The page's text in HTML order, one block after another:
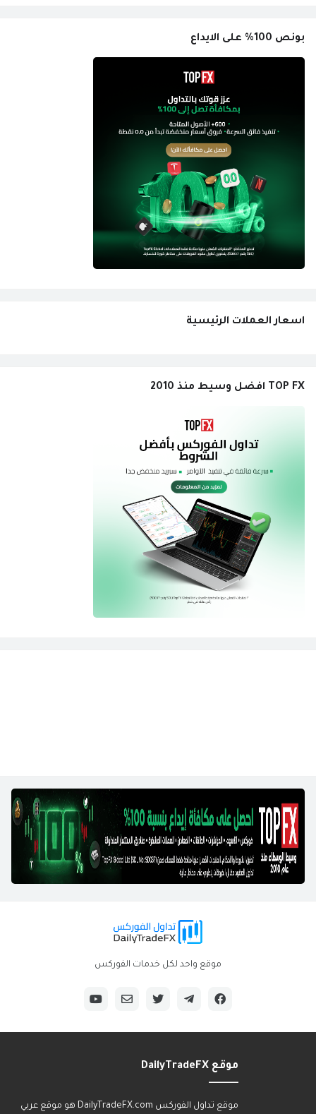
بونص 100% على الايداع
اسعار العملات الرئيسية
TOP FX افضل وسيط منذ 2010
موقع واحد لكل خدمات الفوركس
موقع DailyTradeFX
______
موقع تداول الفوركس DailyTradeFX.com هو موقع عربي